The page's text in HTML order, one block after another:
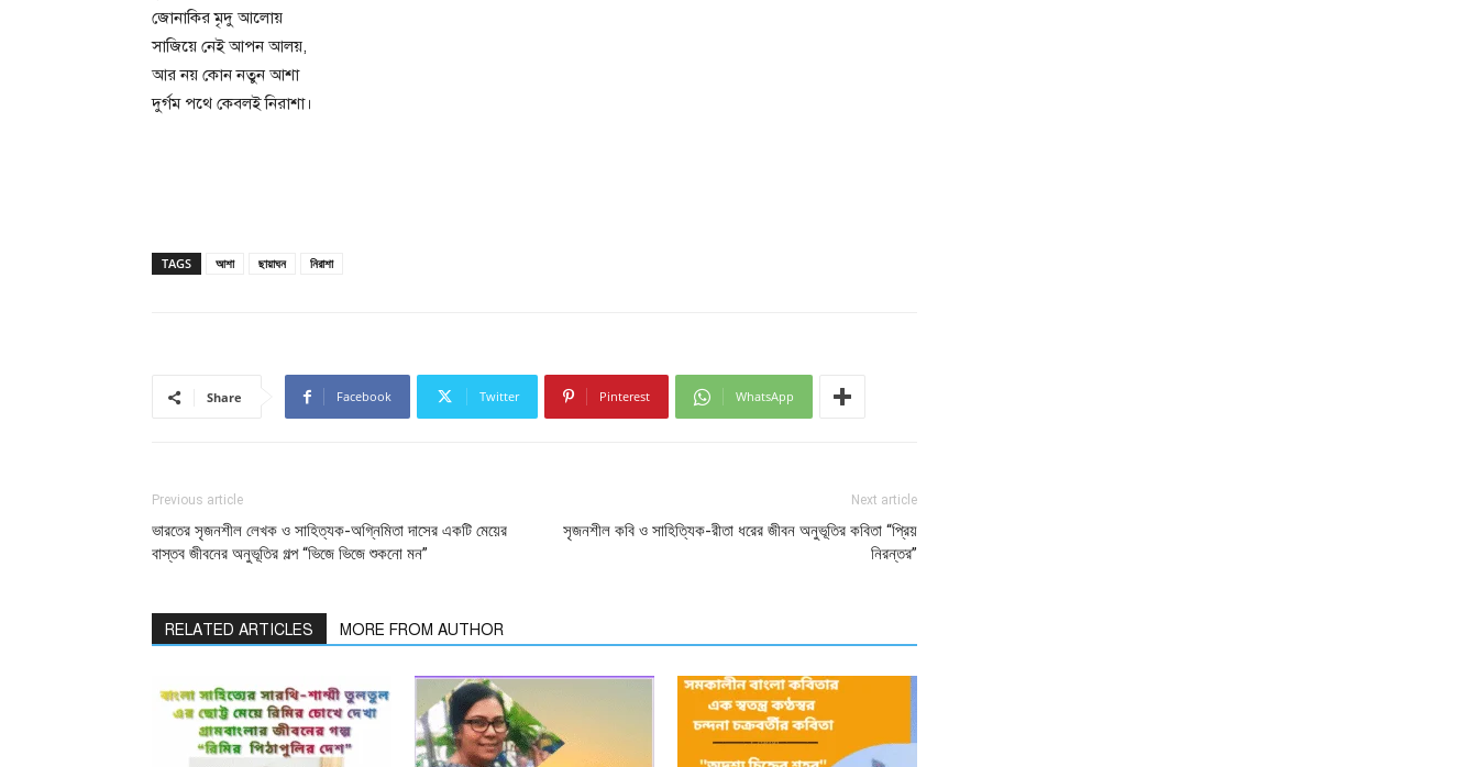
জোনাকির মৃদু আলোয়
সাজিয়ে নেই আপন আলয়,
আর নয় কোন নতুন আশা
দুর্গম পথে কেবলই নিরাশা।
TAGS আশা ছায়াঘন নিরাশা
Share Facebook Twitter Pinterest WhatsApp
Previous article
ভারতের সৃজনশীল লেখক ও সাহিত্যক-অগ্নিমিতা দাসের একটি মেয়ের
বাস্তব জীবনের অনুভূতির গল্প “ভিজে ভিজে শুকনো মন”
Next article
সৃজনশীল কবি ও সাহিত্যিক-রীতা ধরের জীবন অনুভূতির কবিতা “প্রিয়
নিরন্তর”
RELATED ARTICLES MORE FROM AUTHOR